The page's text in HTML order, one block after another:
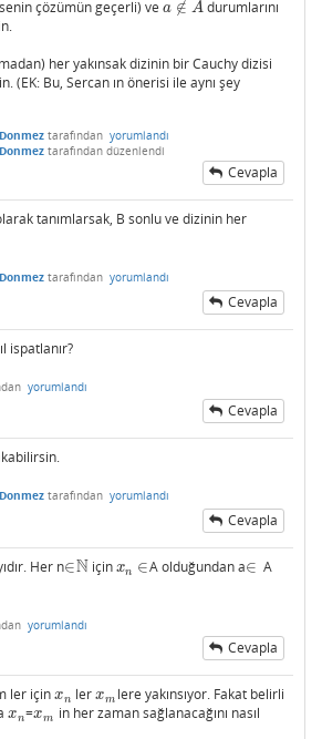
senin çözümün geçerli) vea ∉ A
a∉A
durumlarını
her yakınsak dizinin bir Cauchy dizisi
(EK: Bu, Sercan ın önerisi ile aynı şey
tarafından yorumlandı
tarafından düzenlendi
Cevapla
tanımlarsak, B sonlu ve dizinin her
tarafından yorumlandı
Cevapla
ispatlanır?
yorumlandı
Cevapla
tarafından yorumlandı
Cevapla
Her n∈
∈N
Niçin xn
xn ∈
∈A olduğundan a∈
∈ A
yorumlandı
Cevapla
ler için xn
xn lerxm
xm lere yakınsıyor. Fakat belirli
xn
xn=xm
xm in her zaman sağlanacağını nasıl